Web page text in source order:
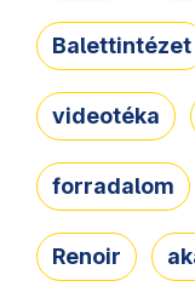
Balettintézet
videotéka
forradalom
Renoir